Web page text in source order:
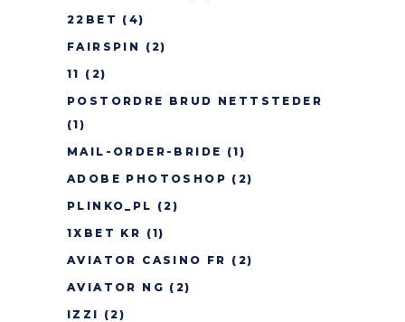
22BET (4)
FAIRSPIN
(2)
11 (2)
POSTORDRE BRUD NETTSTEDER
(1)
MAIL-ORDER-BRIDE (1)
ADOBE PHOTOSHOP (2)
PLINKO_PL (2)
1XBET KR (1)
AVIATOR CASINO FR (2)
AVIATOR NG (2)
IZZI (2)